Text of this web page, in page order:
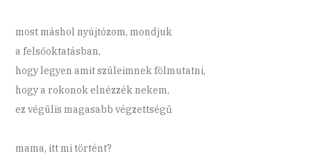
most máshol nyújtózom, mondjuk
a felsőoktatásban,
hogy legyen amit szüleimnek fölmutatni,
hogy a rokonok elnézzék nekem,
ez végülis magasabb végzettségű
mama, itt mi történt?